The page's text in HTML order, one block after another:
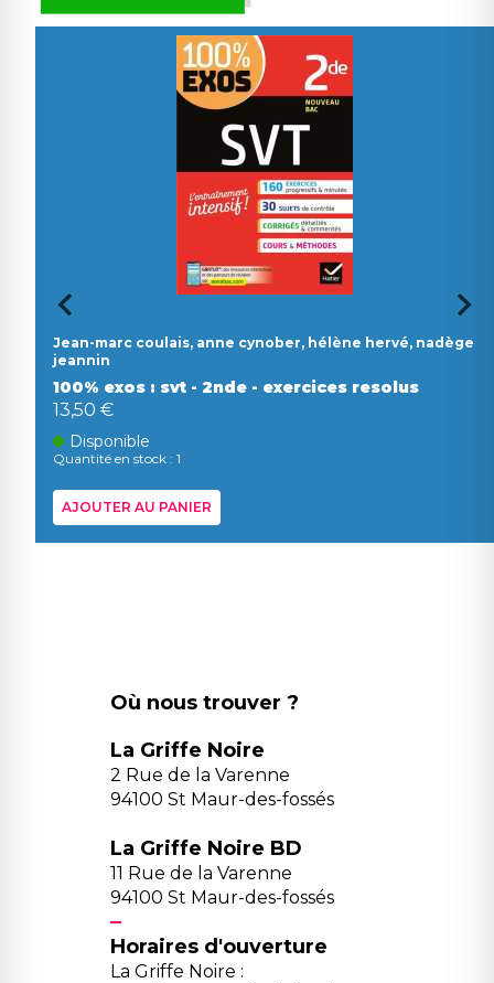
Jean-marc coulais, anne cynober, hélène hervé, nadège
jeannin
100% exos : svt - 2nde - exercices resolus
13,50 €
Disponible
Quantité en stock : 1
AJOUTER AU PANIER
Où nous trouver ?
La Griffe Noire
2 Rue de la Varenne
94100 St Maur-des-fossés
La Griffe Noire BD
11 Rue de la Varenne
94100 St Maur-des-fossés
Horaires d'ouverture
La Griffe Noire :